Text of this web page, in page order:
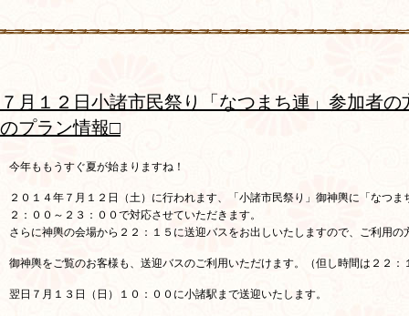
７月１２日小諸市民祭り「なつまち連」参加者
のプラン情報□
今年ももうすぐ夏が始まりますね！
２０１４年７月１２日（土）に行われます、「小諸市民祭り」御神輿に「なつ
２：００～２３：００で対応させていただきます。
さらに神輿の会場から２２：１５に送迎バスをお出しいたしますので、ご利用
御神輿をご覧のお客様も、送迎バスのご利用いただけます。（但し時間は２２：
翌日７月１３日（日）１０：００に小諸駅まで送迎いたします。